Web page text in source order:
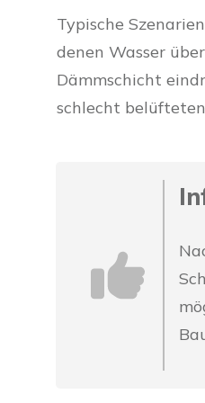
Typische
denen Wasser
Dämmschicht
schlecht